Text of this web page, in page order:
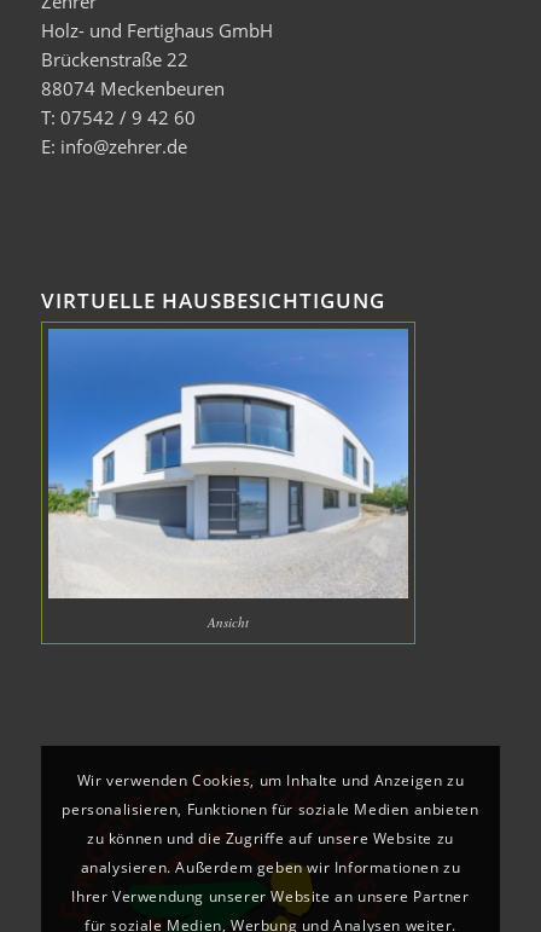
Holz- und Fertighaus GmbH
Brückenstraße 22
88074 Meckenbeuren
T: 07542 / 9 42 60
E: info@zehrer.de
VIRTUELLE HAUSBESICHTIGUNG
Ansicht
Wir verwenden Cookies, um Inhalte und Anzeigen zu
personalisieren, Funktionen für soziale Medien anbieten
zu können und die Zugriffe auf unsere Website zu
analysieren. Außerdem geben wir Informationen zu
Ihrer Verwendung unserer Website an unsere Partner
für soziale Medien, Werbung und Analysen weiter.